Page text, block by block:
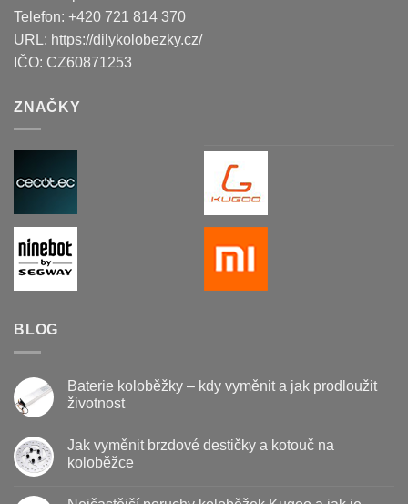
Telefon: +420 721 814 370
URL: https://dilykolobezky.cz/
IČO: CZ60871253
ZNAČKY
BLOG
Baterie koloběžky – kdy vyměnit a jak prodloužit
životnost
textu
s
Jak vyměnit brzdové destičky a kotouč na
koloběžce